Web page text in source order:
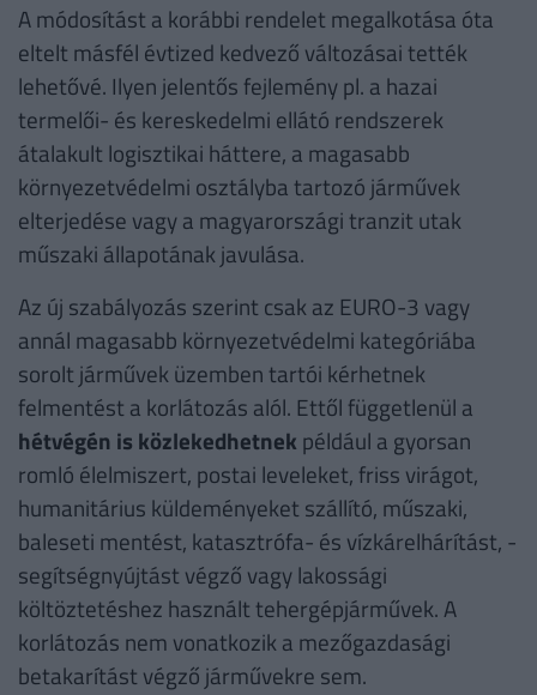
A módosítást a korábbi rendelet megalkotása óta
eltelt másfél évtized kedvező változásai tették
lehetővé. Ilyen jelentős fejlemény pl. a hazai
termelői- és kereskedelmi ellátó rendszerek
átalakult logisztikai háttere, a magasabb
környezetvédelmi osztályba tartozó járművek
elterjedése vagy a magyarországi tranzit utak
műszaki állapotának javulása.
Az új szabályozás szerint csak az EURO-3 vagy
annál magasabb környezetvédelmi kategóriába
sorolt járművek üzemben tartói kérhetnek
felmentést a korlátozás alól. Ettől függetlenül a
hétvégén is közlekedhetnek például a gyorsan
romló élelmiszert, postai leveleket, friss virágot,
humanitárius küldeményeket szállító, műszaki,
baleseti mentést, katasztrófa- és vízkárelhárítást, -
segítségnyújtást végző vagy lakossági
költöztetéshez használt tehergépjárművek. A
korlátozás nem vonatkozik a mezőgazdasági
betakarítást végző járművekre sem.